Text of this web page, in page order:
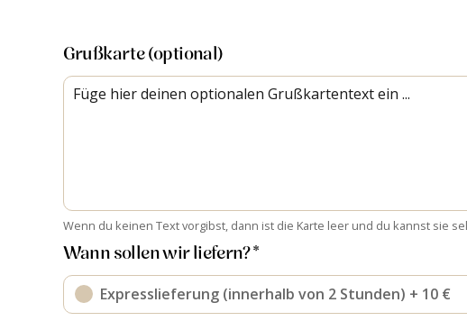
Grußkarte (optional)
Wenn du keinen Text vorgibst, dann ist die Karte leer und du kannst sie
Wann sollen wir liefern? *
Expresslieferung (innerhalb von 2 Stunden) + 10 €